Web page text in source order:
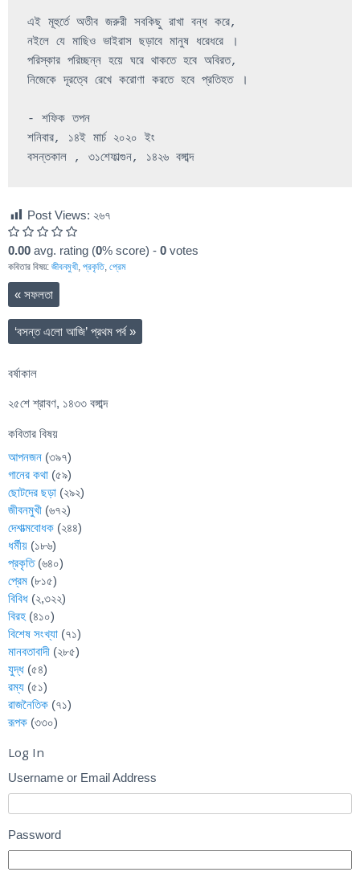
এই মূহুর্তে অতীব জরুরী সবকিছু রাখা বন্ধ করে,
নইলে যে মাছিও ভাইরাস ছড়াবে মানুষ ধরেধরে ।
পরিস্কার পরিচ্ছন্ন হয়ে ঘরে থাকতে হবে অবিরত,
নিজেকে দূরত্বে রেখে করোণা করতে হবে প্রতিহত ।
- শফিক তপন
শনিবার, ১৪ই মার্চ ২০২০
বসন্তকাল
, ৩১শেফাল্গুন, ১৪২৬ বঙ্গাব্দ
Post Views: ২৬৭
0.00 avg. rating (0% score) - 0 votes
কবিতার বিষয়: জীবনমুখী, প্রকৃতি, প্রেম
« সফলতা
‘বসন্ত এলো আজি’ প্রথম পর্ব»
বর্ষাকাল
২৫শে শ্রাবণ, ১৪৩৩ বঙ্গাব্দ
কবিতার বিষয়
আপনজন (৩৯৭)
গানের কথা (৫৯)
ছোটদের ছড়া (২৯২)
জীবনমুখী (৬৭২)
দেশাত্মবোধক (২৪৪)
ধর্মীয় (১৮৬)
প্রকৃতি(৬৪০)
প্রেম (৮১৫)
বিবিধ (২,৩২২)
বিরহ (৪১০)
বিশেষ সংখ্যা (৭১)
মানবতাবাদী (২৮৫)
যুদ্ধ (৫৪)
রম্য (৫১)
রাজনৈতিক (৭১)
রূপক (৩৩০)
Log In
Username or Email Address
Password